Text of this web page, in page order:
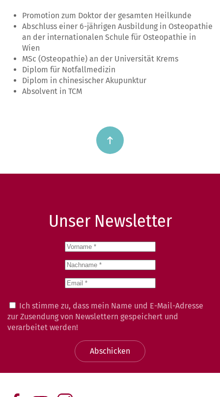
Promotion zum Doktor der gesamten Heilkunde
Abschluss einer 6-jährigen Ausbildung in Osteopathie
an der internationalen Schule für Osteopathie in
Wien
MSc (Osteopathie) an der Universität Krems
Diplom für Notfallmedizin
Diplom in chinesischer Akupunktur
Absolvent in TCM
Unser Newsletter
Ich stimme zu, dass mein Name und E-Mail-Adresse
zur Zusendung von Newslettern gespeichert und
verarbeitet werden!
Abschicken